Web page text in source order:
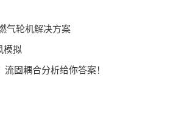
气轮机解决方案
模拟
固耦合分析给你答案！